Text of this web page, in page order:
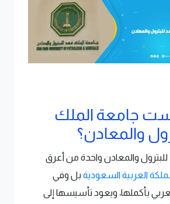
جامعة الملك
والمعادن؟
والمعادن واحدة من أعرق
العربية السعودية بل وفي
بأكملها، ويعود تأسيسها إلى